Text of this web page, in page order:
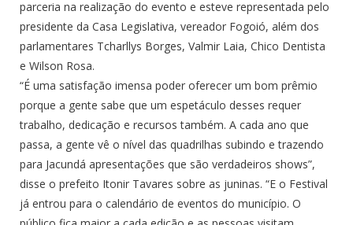
parceria na realização do evento e esteve representada pelo
presidente da Casa Legislativa, vereador Fogoió, além dos
parlamentares Tcharllys Borges, Valmir Laia, Chico Dentista
e Wilson Rosa.
“É uma satisfação imensa poder oferecer um bom prêmio
porque a gente sabe que um espetáculo desses requer
trabalho, dedicação e recursos também. A cada ano que
passa, a gente vê o nível das quadrilhas subindo e trazendo
para Jacundá apresentações que são verdadeiros shows”,
disse o prefeito Itonir Tavares sobre as juninas. “E o Festival
já entrou para o calendário de eventos do município. O